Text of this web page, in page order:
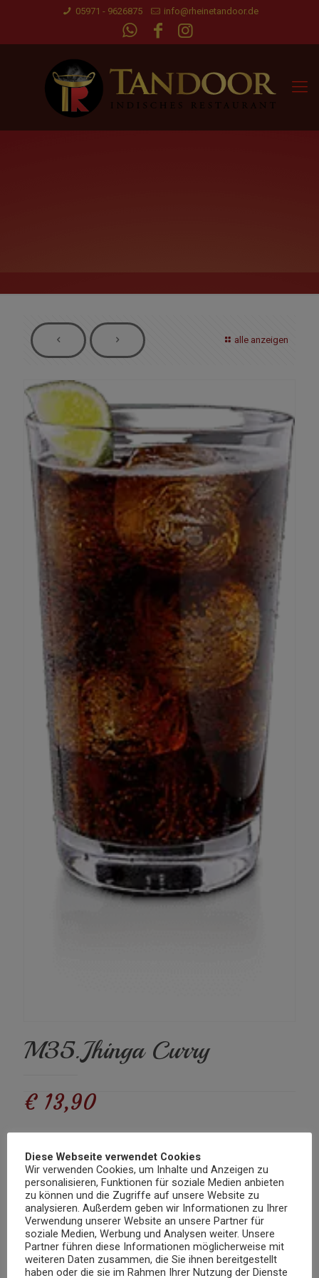
05971 - 9626875 info@rheinetandoor.de
alle anzeigen
M35.Jhinga Curry
€13,90
Ingwer
Nicht vorrätig
Kategorie:Mittagskarte Fisch
Beschreibung
Diese Webseite verwendet Cookies
Wir verwenden Cookies, um Inhalte und Anzeigen zu
personalisieren, Funktionen für soziale Medien anbieten
zu können und die Zugriffe auf unsere Website zu
analysieren. Außerdem geben wir Informationen zu Ihrer
Verwendung unserer Website an unsere Partner für
soziale Medien, Werbung und Analysen weiter. Unsere
Partner führen diese Informationen möglicherweise mit
weiteren Daten zusammen, die Sie ihnen bereitgestellt
haben oder die sie im Rahmen Ihrer Nutzung der Dienste